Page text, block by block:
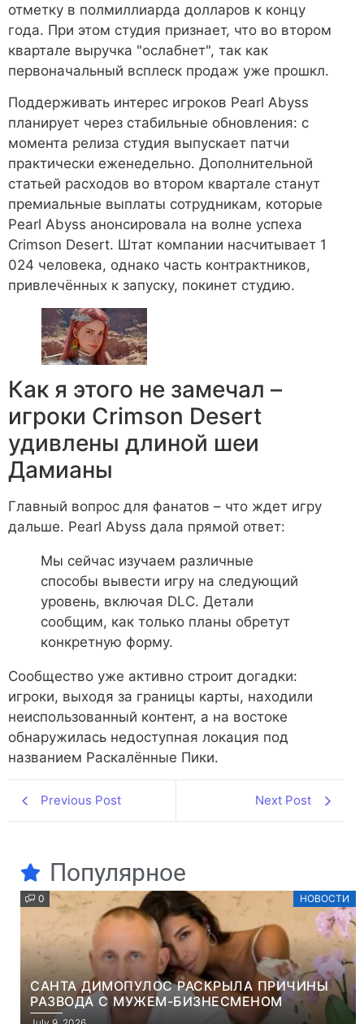
отметку в полмиллиарда долларов к концу
года. При этом студия признает, что во втором
квартале выручка "ослабнет", так как
первоначальный всплеск продаж уже прошкл.
Поддерживать интерес игроков Pearl Abyss
планирует через стабильные обновления: с
момента релиза студия выпускает патчи
практически еженедельно. Дополнительной
статьей расходов во втором квартале станут
премиальные выплаты сотрудникам, которые
Pearl Abyss анонсировала на волне успеха
Crimson Desert. Штат компании насчитывает 1
024 человека, однако часть контрактников,
привлечённых к запуску, покинет студию.
Как я этого не замечал –
игроки Crimson Desert
удивлены длиной шеи
Дамианы
Главный вопрос для фанатов – что ждет игру
дальше. Pearl Abyss дала прямой ответ:
Мы сейчас изучаем различные
способы вывести игру на следующий
уровень, включая DLC. Детали
сообщим, как только планы обретут
конкретную форму.
Сообщество уже активно строит догадки:
игроки, выходя за границы карты, находили
неиспользованный контент, а на востоке
обнаружилась недоступная локация под
названием Раскалённые Пики.
Previous Post Next Post
Популярное
0 НОВОСТИ
САНТА ДИМОПУЛОС РАСКРЫЛА ПРИЧИНЫ
РАЗВОДА С МУЖЕМ-БИЗНЕСМЕНОМ